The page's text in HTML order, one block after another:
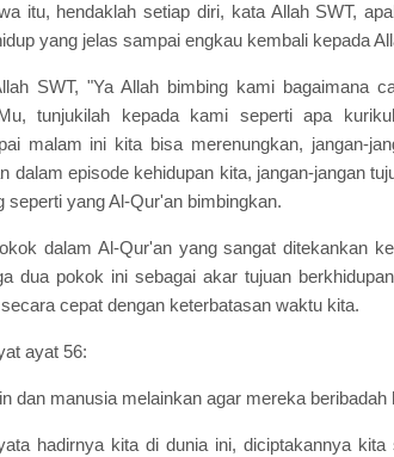
itu, hendaklah setiap diri, kata Allah SWT,
yang jelas sampai engkau kembali kepada
SWT, "Ya Allah bimbing kami bagaimana
tunjukilah kepada kami seperti apa
malam ini kita bisa merenungkan, jangan-
dalam episode kehidupan kita, jangan-jangan
seperti yang Al-Qur'an bimbingkan.
dalam Al-Qur'an yang sangat ditekankan
dua pokok ini sebagai akar tujuan
cepat dengan keterbatasan waktu kita.
ayat 56:
dan manusia melainkan agar mereka
hadirnya kita di dunia ini, diciptakannya